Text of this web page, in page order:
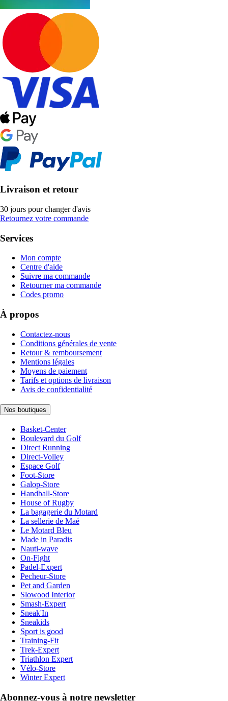
Livraison et retour
30 jours pour changer d'avis
Retournez votre commande
Services
Mon compte
Centre d'aide
Suivre ma commande
Retourner ma commande
Codes promo
À propos
Contactez-nous
Conditions générales de vente
Retour & remboursement
Mentions légales
Moyens de paiement
Tarifs et options de livraison
Avis de confidentialité
Nos boutiques
Basket-Center
Boulevard du Golf
Direct Running
Direct-Volley
Espace Golf
Foot-Store
Galop-Store
Handball-Store
House of Rugby
La bagagerie du Motard
La sellerie de Maé
Le Motard Bleu
Made in Paradis
Nauti-wave
On-Fight
Padel-Expert
Pecheur-Store
Pet and Garden
Slowood Interior
Smash-Expert
Sneak'In
Sneakids
Sport is good
Training-Fit
Trek-Expert
Triathlon Expert
Vélo-Store
Winter Expert
Abonnez-vous à notre newsletter